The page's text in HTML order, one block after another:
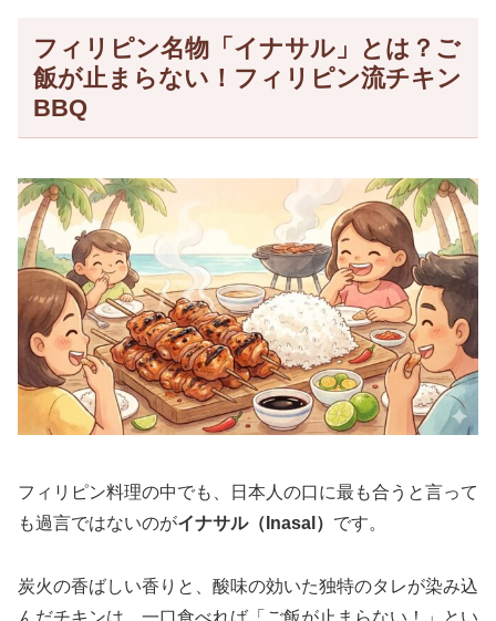
フィリピン名物「イナサル」とは？ご
飯が止まらない！フィリピン流チキン
BBQ
フィリピン料理の中でも、日本人の口に最も合うと言って
も過言ではないのがイナサル（Inasal） です。
炭火の香ばしい香りと、酸味の効いた独特のタレが染み込
んだチキンは、一口食べれば「ご飯が止まらない！」とい